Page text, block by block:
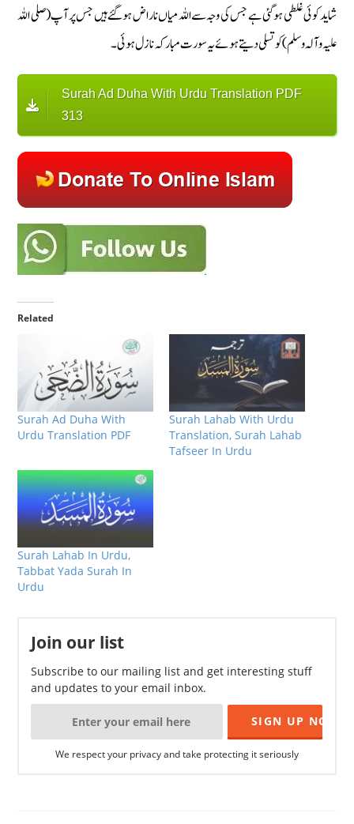
شاید کوئی غلطی ہوگئی ہے جس کی وجہ سے اللہ میاں ناراض ہوگئے ہیں جس پر آپ (صلی اللہ
علیہ وآلہ وسلم) کو تسلی دیتے ہوئے یہ سورت مبارکہ نازل ہوئی۔
Surah Ad Duha With Urdu Translation PDF
313
Related
Surah Ad Duha With
Urdu Translation PDF
Surah Lahab With Urdu
Translation, Surah Lahab
Tafseer In Urdu
Surah Lahab In Urdu,
Tabbat Yada Surah In
Urdu
Join our list
Subscribe to our mailing list and get interesting stuff
and updates to your email inbox.
We respect your privacy and take protecting it seriously